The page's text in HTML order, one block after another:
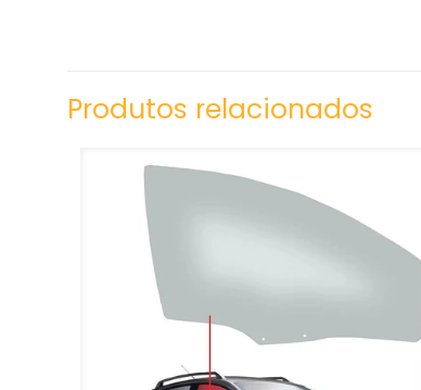
Produtos relacionados